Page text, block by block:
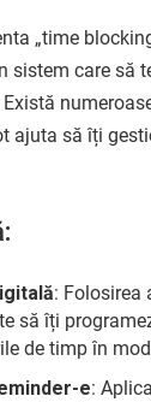
„time
sistem care să
ajuta să îți
: Folosirea
să îți
de timp în
e: